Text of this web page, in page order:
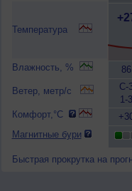
Температура
Влажность, %
Ветер, метр/с
Комфорт,°C
Магнитные бури
86
С-
1-3
Быстрая прокрутка на